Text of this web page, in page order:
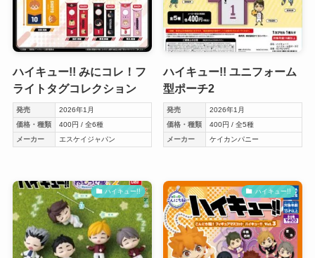
ハイキュー!! みにコレ！フ
ライトタグコレクション
発売
2026年1月
価格・種類
400円 / 全6種
メーカー
エスケイジャパン
ハイキュー!! ユニフォーム
型ポーチ2
発売
2026年1月
価格・種類
400円 / 全5種
メーカー
ケイカンパニー
ハイキュー!! ハイキュー!!